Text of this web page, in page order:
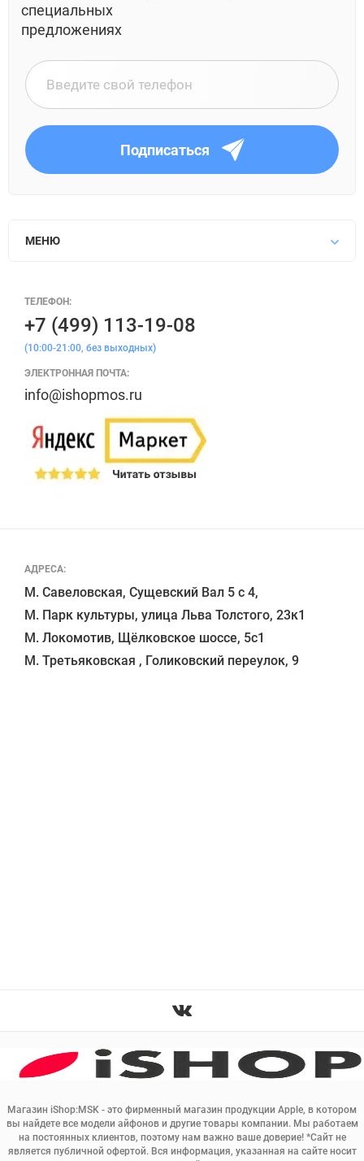
специальных
предложениях
Подписаться
Магазин iShop:MSK - это фирменный магазин продукции Apple, в котором
вы найдете все модели айфонов и другие товары компании. Мы работаем
на постоянных клиентов, поэтому нам важно ваше доверие! *Сайт не
является публичной офертой. Вся информация, указанная на сайте носит
МЕНЮ
АДРЕСА:
М. Савеловская, Сущевский Вал 5 с 4,
М. Парк культуры, улица Льва Толстого, 23к1
М. Локомотив, Щёлковское шоссе, 5с1
ТЕЛЕФОН:
+7 (499) 113-19-08
(10:00-21:00, без выходных)
ЭЛЕКТРОННАЯ ПОЧТА:
info@ishopmos.ru